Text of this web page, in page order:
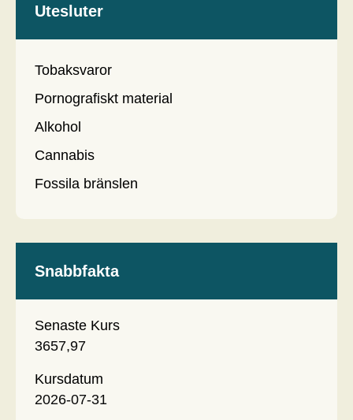
Utesluter
Tobaksvaror
Pornografiskt material
Alkohol
Cannabis
Fossila bränslen
Snabbfakta
Senaste Kurs
3657,97
Kursdatum
2026-07-31